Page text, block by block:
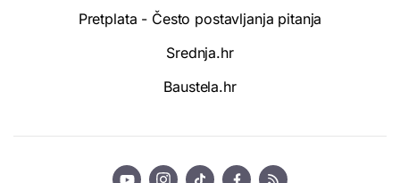
Pretplata - Često postavljanja pitanja
Srednja.hr
Baustela.hr